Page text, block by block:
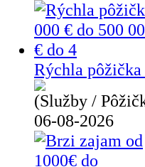
Rýchla pôžička
(Služby /
06-08-2026